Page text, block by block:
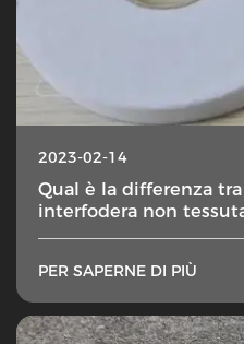
2023-02-14
Qual è la differenza
interfodera non
PER SAPERNE DI PIÙ